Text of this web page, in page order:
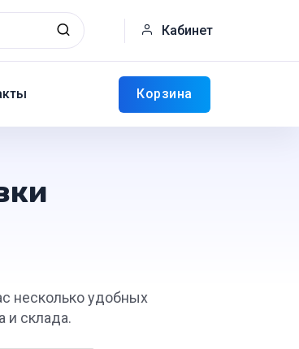
Кабинет
Корзина
несколько удобных
и склада.